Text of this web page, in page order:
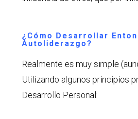
¿Cómo Desarrollar
Autoliderazgo?
Realmente es muy simple
Utilizando algunos principios
Desarrollo Personal: